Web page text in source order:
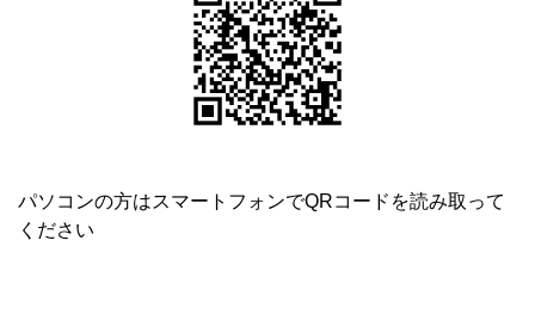
パソコンの方はスマートフォンでQRコードを読み取って
ください